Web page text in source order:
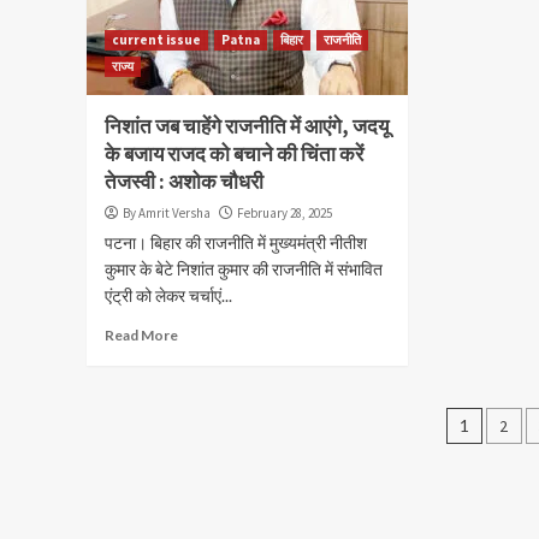
current issue Patna बिहार
राजनीति
राज्य
निशांत जब चाहेंगे राजनीति में आएंगे, जदयू
के बजाय राजद को बचाने की चिंता करें
तेजस्वी : अशोक चौधरी
By Amrit Versha February 28, 2025
पटना। बिहार की राजनीति में मुख्यमंत्री नीतीश
कुमार के बेटे निशांत कुमार की राजनीति में संभावित
एंट्री को लेकर चर्चाएं...
Read More
Posts
1 2